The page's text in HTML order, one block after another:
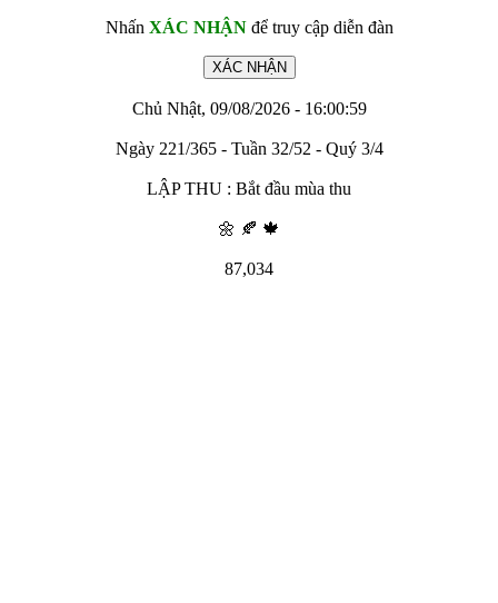
Nhấn XÁC NHẬNđể truy cập diễn đàn
Chủ Nhật, 09/08/2026 - 16:00:59
Ngày 221/365 - Tuần 32/52 - Quý 3/4
LẬP THU : Bắt đầu mùa thu
🌼 🍂 🍁
87,034